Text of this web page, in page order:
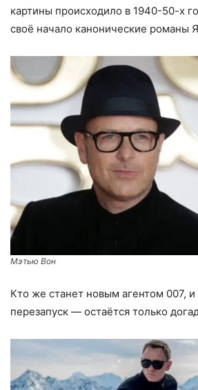
картины происходило в 1940-50-х
своё начало канонические романы
Мэтью Вон
Кто же станет новым агентом 007, и
перезапуск — остаётся только